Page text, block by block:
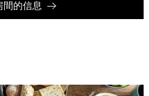
間的信息